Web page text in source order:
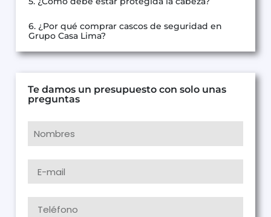
6. ¿Por qué comprar cascos de seguridad en
Grupo Casa Lima?
Te damos un presupuesto con solo unas
preguntas